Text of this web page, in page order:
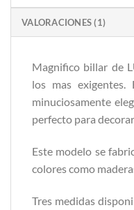
VALORACIONES (1)
Magnifico billar de
los mas exigentes.
minuciosamente
perfecto para
Este modelo se
colores como
Tres medidas